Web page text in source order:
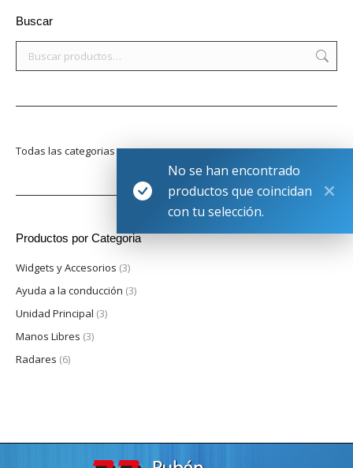
No se han encontrado
productos que coincidan
con tu selección.
Buscar
Todas las categorias
Productos por Categoria
Widgets y Accesorios (3)
Ayuda a la conducción (3)
Unidad Principal (3)
Manos Libres (3)
Radares (6)